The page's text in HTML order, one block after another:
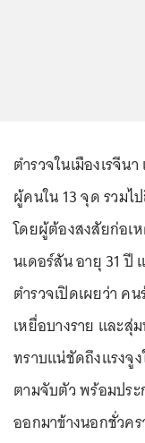
ตำรวจในเมืองเรจีน
ผู้คนใน 13 จุด รวมไ
โดยผู้ต้องสงสัยก่อเ
นเดอร์สัน อายุ 31 ปี
ตำรวจเปิดเผยว่า ค
เหยื่อบางราย และสุ่
ทราบแน่ชัดถึงแรงจู
ตามจับตัว พร้อมปร
ออกมาข้างนอกชั่วค